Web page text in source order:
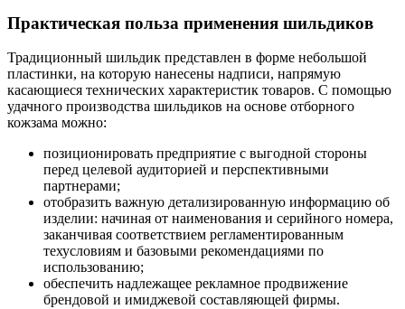
Практическая польза применения шильдиков
Традиционный шильдик представлен в форме небольшой
пластинки, на которую нанесены надписи, напрямую
касающиеся технических характеристик товаров. С помощью
удачного производства шильдиков на основе отборного
кожзама можно:
позиционировать предприятие с выгодной стороны
перед целевой аудиторией и перспективными
партнерами;
отобразить важную детализированную информацию об
изделии: начиная от наименования и серийного номера,
заканчивая соответствием регламентированным
техусловиям и базовыми рекомендациями по
использованию;
обеспечить надлежащее рекламное продвижение
брендовой и имиджевой составляющей фирмы.